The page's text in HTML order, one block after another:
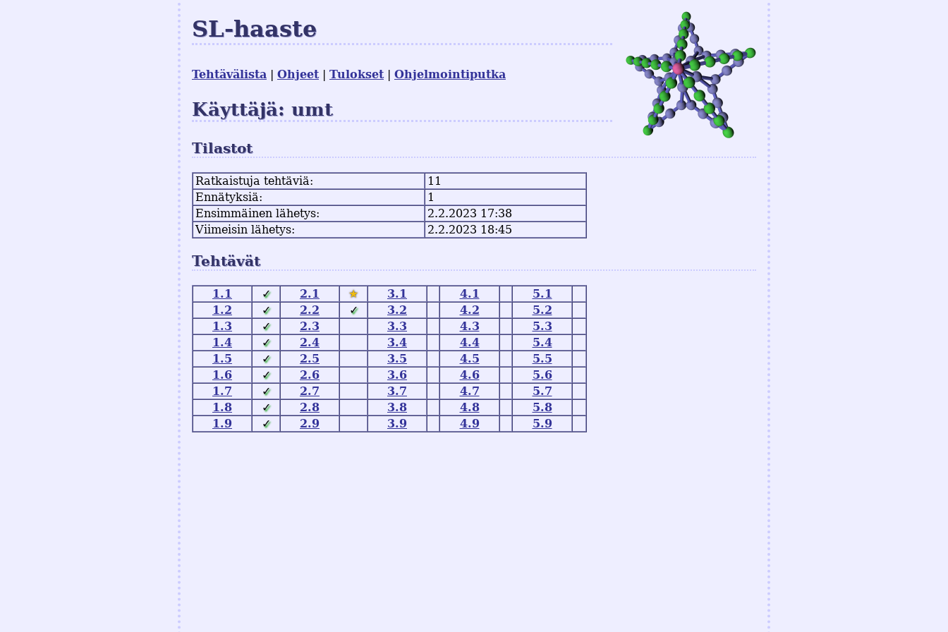
SL-haaste
Tehtävälista Ohjeet Tulokset Ohjelmointiputka
Käyttäjä: umt
Tilastot
Ratkaistuja tehtäviä:
11
Ennätyksiä:
1
Ensimmäinen lähetys:
2.2.2023 17:38
Viimeisin lähetys:
2.2.2023 18:45
Tehtävät
1.1 ✓ 2.1 ★ 3.1 4.1
5.1
1.2
✓ 2.2 ✓ 3.2 4.2
5.2
1.3
✓ 2.3 3.3 4.3
5.3
1.4
✓ 2.4 3.4 4.4
5.4
1.5
✓ 2.5 3.5 4.5
5.5
1.6
✓ 2.6 3.6 4.6
5.6
1.7
✓ 2.7 3.7 4.7
5.7
1.8
✓ 2.8 3.8 4.8
5.8
1.9
✓ 2.9 3.9 4.9 5.9